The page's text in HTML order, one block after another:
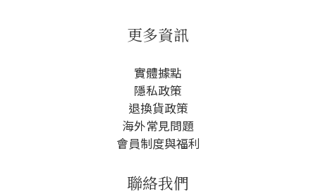
更多資訊
實體據點
隱私政策
退換貨政策
海外常見問題
會員制度與福利
聯絡我們